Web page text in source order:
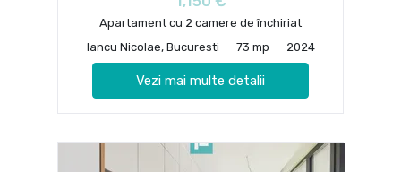
Apartament cu 2 camere de închiriat
Iancu Nicolae, Bucuresti
73 mp 2024
Vezi mai multe detalii